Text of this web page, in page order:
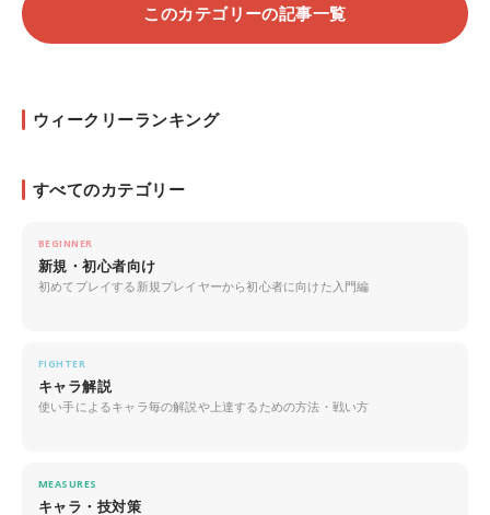
このカテゴリーの記事一覧
ウィークリーランキング
すべてのカテゴリー
BEGINNER
新規・初心者向け
初めてプレイする新規プレイヤーから初心者に向けた入門編
FIGHTER
キャラ解説
使い手によるキャラ毎の解説や上達するための方法・戦い方
MEASURES
キャラ・技対策